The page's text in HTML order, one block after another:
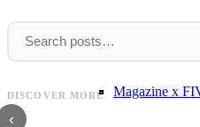
Magazine x
DISCOVER MORE
‹
Berlin Fashion Week : nos mannequins
podium